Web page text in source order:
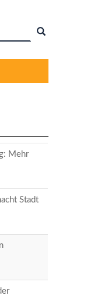
Mehr
Stadt